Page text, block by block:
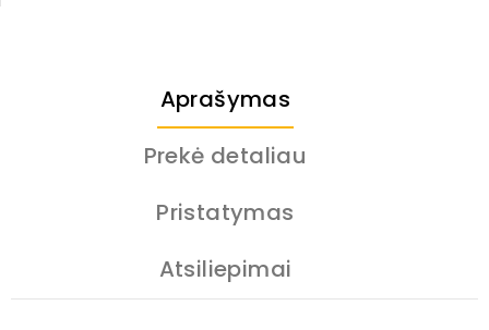
Aprašymas
Prekė detaliau
Pristatymas
Atsiliepimai